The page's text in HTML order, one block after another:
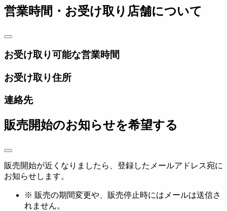
営業時間・お受け取り店舗について
お受け取り可能な営業時間
お受け取り住所
連絡先
販売開始のお知らせを希望する
販売開始が近くなりましたら、登録したメールアドレス宛に
お知らせします。
※ 販売の期間変更や、販売停止時にはメールは送信さ
れません。